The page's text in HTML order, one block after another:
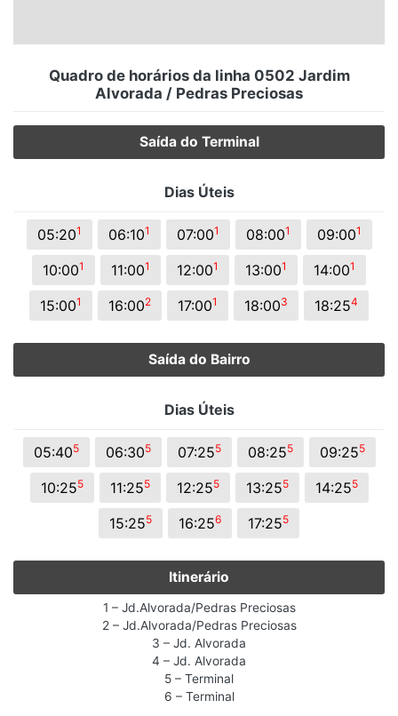
Quadro de horários da linha 0502 Jardim
Alvorada / Pedras Preciosas
Saída do Terminal
Dias Úteis
05:201 06:101 07:001 08:001 09:001
10:001 11:001 12:001 13:001 14:001
15:001 16:002 17:001 18:003 18:254
Saída do Bairro
Dias Úteis
05:405 06:305 07:255 08:255 09:255
10:255 11:255 12:255 13:255 14:255
15:255 16:256 17:255
Itinerário
1 – Jd.Alvorada/Pedras Preciosas
2 – Jd.Alvorada/Pedras Preciosas
3 – Jd. Alvorada
4 – Jd. Alvorada
5 – Terminal
6 – Terminal